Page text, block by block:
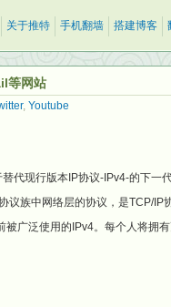
关于推特 手机翻墙 搭建博客
等网站
, Youtube
代现行版本IP协议-IPv4-的下一代
族中网络层的协议，是TCP/IP
广泛使用的IPv4。每个人将拥有